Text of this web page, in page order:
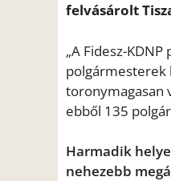
felvásárolt
„A Fidesz-
polgármesterek
toronymagasan
ebből 135
Harmadik
nehezebb